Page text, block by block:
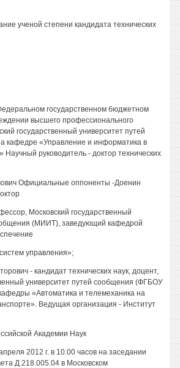
ученой степени кандидата технических
государственном бюджетном
высшего профессионального
государственный университет путей
кафедре «Управление и информатика в
Научный руководитель - доктор технических
Официальные оппоненты -Доенин
Московский государственный
(МИИТ), заведующий кафедрой
управления»;
- кандидат технических наук, доцент,
университет путей сообщения (ФГБОУ
«Автоматика и телемеханика на
Ведущая организация - Институт
Академии Наук
2012 г. в 10.00 часов на заседании
Д 218.005.04 в Московском